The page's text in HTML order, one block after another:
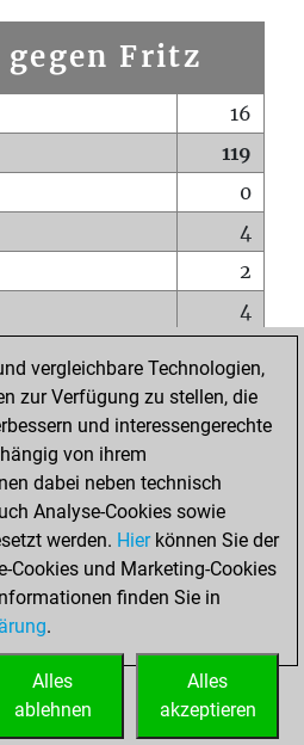
Fritz
16
119
0
4
2
4
0
0
0
vergleichbare Technologien,
zur Verfügung zu stellen, die
und interessengerechte
von ihrem
dabei neben technisch
Analyse-Cookies sowie
werden. Hierkönnen Sie der
Cookies und Marketing-Cookies
finden Sie in
.
Alles
akzeptieren
Alles
ablehnen